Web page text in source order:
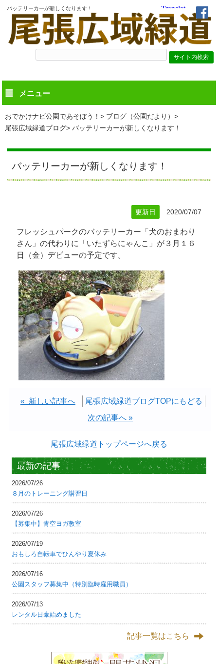
バッテリーカーが新しくなります！
メニュー
おでかけナビ公園であそぼう！
ブログ（公園だより）
尾張広域緑道ブログ
バッテリーカーが新しくなります！
バッテリーカーが新しくなります！
更新日 2020/07/07
フレッシュパークのバッテリーカー「犬のおまわり
さん」の代わりに「いたずらにゃんこ」が３月１６
日（金）デビューの予定です。
« 新しい記事へ
尾張広域緑道ブログTOPにもどる
次の記事へ »
尾張広域緑道トップページへ戻る
最新の記事
2026/07/26
８月のトレーニング講習日
2026/07/26
【募集中】青空ヨガ教室
2026/07/19
おもしろ自転車でひんやり夏休み
2026/07/16
公園スタッフ募集中（特別臨時雇用職員）
2026/07/13
レンタル日傘始めました
記事一覧はこちら